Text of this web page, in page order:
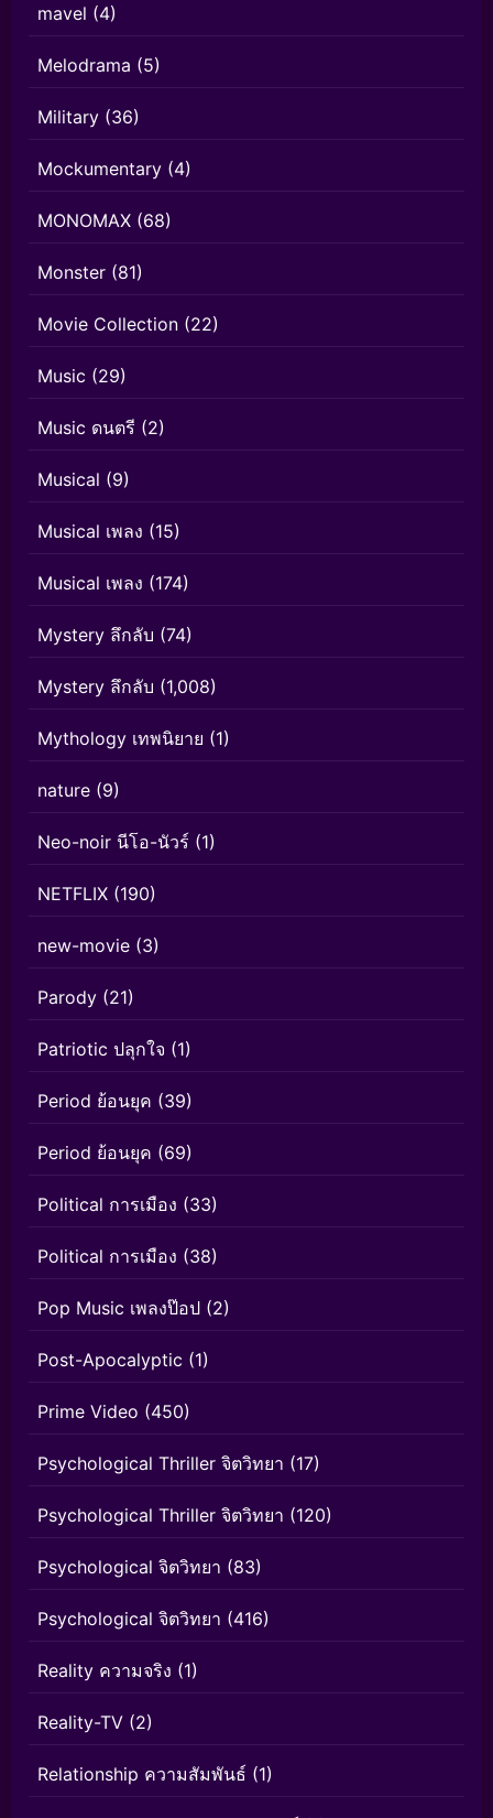
mavel (4)
Melodrama (5)
Military (36)
Mockumentary (4)
MONOMAX (68)
Monster (81)
Movie Collection (22)
Music (29)
Music ดนตรี (2)
Musical (9)
Musical เพลง (15)
Musical เพลง (174)
Mystery ลึกลับ (74)
Mystery ลึกลับ (1,008)
Mythology เทพนิยาย (1)
nature (9)
Neo-noir นีโอ-นัวร์ (1)
NETFLIX (190)
new-movie (3)
Parody (21)
Patriotic ปลุกใจ (1)
Period ย้อนยุค (39)
Period ย้อนยุค (69)
Political การเมือง (33)
Political การเมือง (38)
Pop Music เพลงป๊อป (2)
Post-Apocalyptic (1)
Prime Video (450)
Psychological Thriller จิตวิทยา (17)
Psychological Thriller จิตวิทยา (120)
Psychological จิตวิทยา (83)
Psychological จิตวิทยา (416)
Reality ความจริง (1)
Reality-TV (2)
Relationship ความสัมพันธ์ (1)